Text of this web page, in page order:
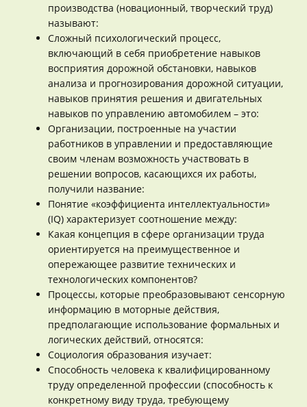
производства (новационный, творческий труд)
называют:
Сложный психологический процесс,
включающий в себя приобретение навыков
восприятия дорожной обстановки, навыков
анализа и прогнозирования дорожной ситуации,
навыков принятия решения и двигательных
навыков по управлению автомобилем – это:
Организации, построенные на участии
работников в управлении и предоставляющие
своим членам возможность участвовать в
решении вопросов, касающихся их работы,
получили название:
Понятие «коэффициента интеллектуальности»
(IQ) характеризует соотношение между:
Какая концепция в сфере организации труда
ориентируется на преимущественное и
опережающее развитие технических и
технологических компонентов?
Процессы, которые преобразовывают сенсорную
информацию в моторные действия,
предполагающие использование формальных и
логических действий, относятся:
Социология образования изучает:
Способность человека к квалифицированному
труду определенной профессии (способность к
конкретному виду труда, требующему